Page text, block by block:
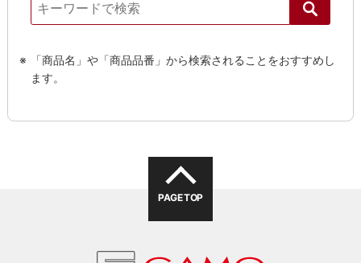
「商品名」や「商品品番」から検索されることをおすすめし
ます。
PAGE TOP